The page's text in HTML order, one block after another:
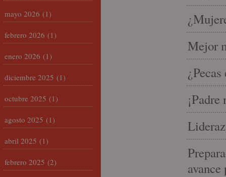
Mejor
mayo 2026 (1)
febrero 2026 (1)
enero 2026 (1)
diciembre 2025 (1)
octubre 2025 (1)
agosto 2025 (1)
abril 2025 (1)
febrero 2025 (2)